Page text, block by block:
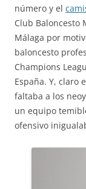
número y el
Club Baloncesto
Málaga por
baloncesto
Champions
España. Y, claro
faltaba a los
un equipo
ofensivo